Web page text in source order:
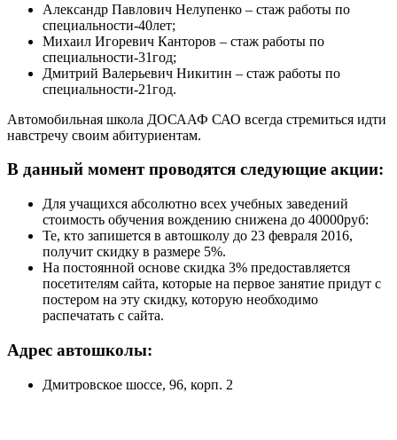
Александр Павлович Нелупенко – стаж работы по
специальности-40лет;
Михаил Игоревич Канторов – стаж работы по
специальности-31год;
Дмитрий Валерьевич Никитин – стаж работы по
специальности-21год.
Автомобильная школа ДОСААФ САО всегда стремиться идти
навстречу своим абитуриентам.
В данный момент проводятся следующие акции:
Для учащихся абсолютно всех учебных заведений
стоимость обучения вождению снижена до 40000руб:
Те, кто запишется в автошколу до 23 февраля 2016,
получит скидку в размере 5%.
На постоянной основе скидка 3% предоставляется
посетителям сайта, которые на первое занятие придут с
постером на эту скидку, которую необходимо
распечатать с сайта.
Адрес автошколы:
Дмитровское шоссе, 96, корп. 2